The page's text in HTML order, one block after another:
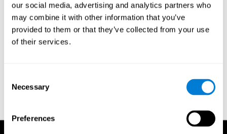
our social media, advertising and analytics partners who
may combine it with other information that you’ve
provided to them or that they’ve collected from your use
of their services.
Selection
Necessary
Preferences
usando técnicas de congelamento rápido, com temperaturas
abaixo de -196 graus Celsius, para manter os cadaveres intactos,
até que a ciência seja capaz de encontrar uma solução a esta
pergunta.
investigação cognitiva
). Este mecanismo ainda é considerado um